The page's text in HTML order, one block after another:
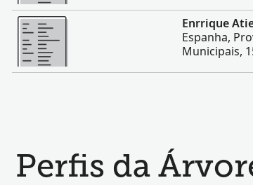
Mais
Enrrique
Espanha,
Municipais,
Perfis da